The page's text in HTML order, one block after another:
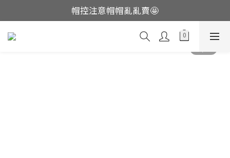
這裡現貨不用等👟
帽控注意帽帽亂亂賣🤩
這裡現貨不用等👟